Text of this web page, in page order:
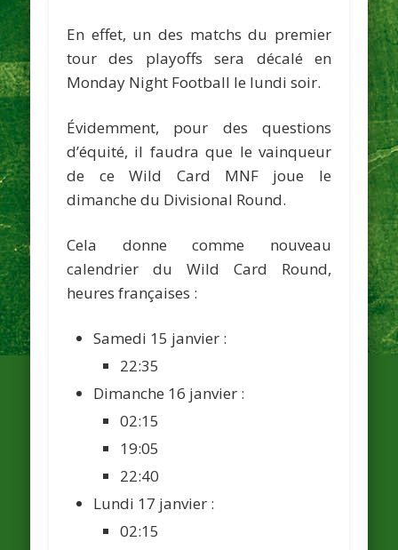
En effet, un des matchs du premier
tour des playoffs sera décalé en
Monday Night Football le lundi soir.
Évidemment, pour des questions
d’équité, il faudra que le vainqueur
de ce Wild Card MNF joue le
dimanche du Divisional Round.
Cela donne comme nouveau
calendrier du Wild Card Round,
heures françaises :
Samedi 15 janvier :
22:35
Dimanche 16 janvier :
02:15
19:05
22:40
Lundi 17 janvier :
02:15